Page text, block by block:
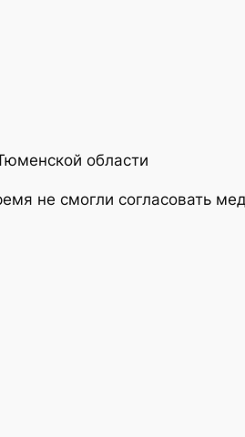
области
не смогли согласовать